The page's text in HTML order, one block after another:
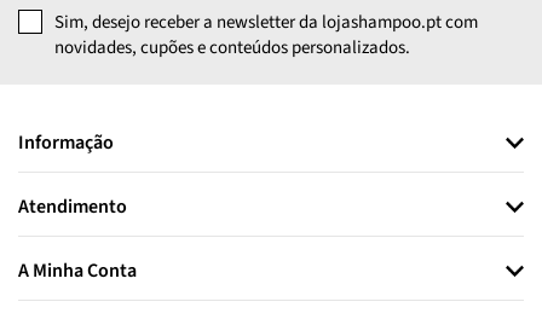
Sim, desejo receber a newsletter da lojashampoo.pt com
novidades, cupões e conteúdos personalizados.
Informação
Atendimento
A Minha Conta